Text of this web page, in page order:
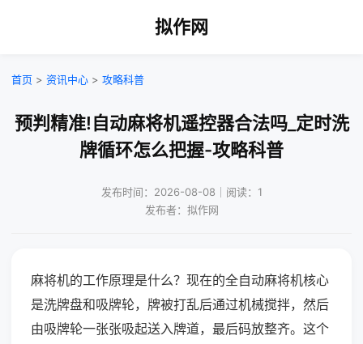
拟作网
首页 > 资讯中心 > 攻略科普
预判精准!自动麻将机遥控器合法吗_定时洗
牌循环怎么把握-攻略科普
发布时间：2026-08-08｜阅读：1
发布者：拟作网
麻将机的工作原理是什么？现在的全自动麻将机核心
是洗牌盘和吸牌轮，牌被打乱后通过机械搅拌，然后
由吸牌轮一张张吸起送入牌道，最后码放整齐。这个